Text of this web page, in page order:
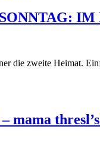
die zweite Heimat.
mama